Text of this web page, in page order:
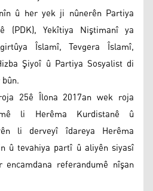
û her yek ji nûnerên Partiya
(PDK), Yekîtiya Niştimanî ya
Îslamî, Tevgera Îslamî,
Şiyoî û Partiya Sosyalist di
25ê Îlona 2017an wek roja
li Herêma Kurdistanê û
li derveyî îdareya Herêma
û tevahiya partî û aliyên siyasî
referandumê nîşan